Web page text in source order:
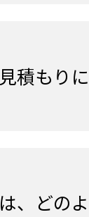
積もり
、どの